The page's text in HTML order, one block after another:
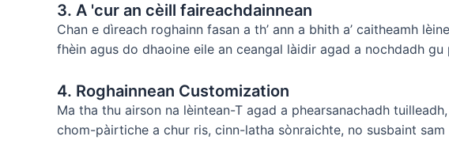
3. A 'cur an cèill faireachdainnean
Chan e dìreach roghainn fasan a th’ ann a bhith a’ caitheamh
fhèin agus do dhaoine eile an ceangal làidir agad a nochdadh
4. Roghainnean Customization
Ma tha thu airson na lèintean-T agad a phearsanachadh
chom-pàirtiche a chur ris, cinn-latha sònraichte, no susbaint